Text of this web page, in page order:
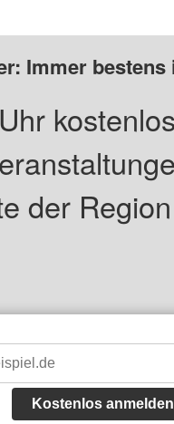
Immer
der
Kostenlos anmelden